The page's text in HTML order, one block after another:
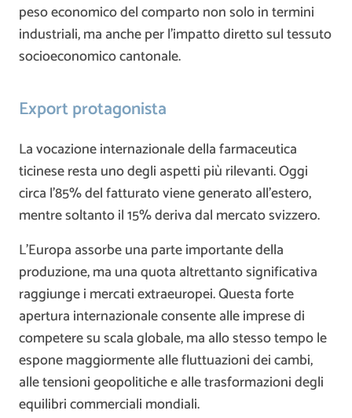
peso economico del comparto non solo in termini
industriali, ma anche per l’impatto diretto sul tessuto
socioeconomico cantonale.
Export protagonista
La vocazione internazionale della farmaceutica
ticinese resta uno degli aspetti più rilevanti. Oggi
circa l’85% del fatturato viene generato all’estero,
mentre soltanto il 15% deriva dal mercato svizzero.
L’Europa assorbe una parte importante della
produzione, ma una quota altrettanto significativa
raggiunge i mercati extraeuropei. Questa forte
apertura internazionale consente alle imprese di
competere su scala globale, ma allo stesso tempo le
espone maggiormente alle fluttuazioni dei cambi,
alle tensioni geopolitiche e alle trasformazioni degli
equilibri commerciali mondiali.